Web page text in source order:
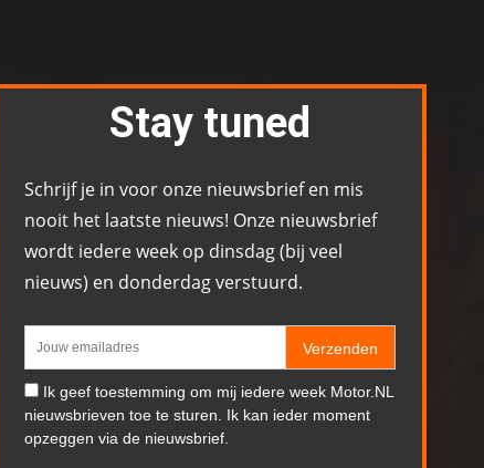
Stay tuned
Schrijf je in voor onze nieuwsbrief en mis
nooit het laatste nieuws! Onze nieuwsbrief
wordt iedere week op dinsdag (bij veel
nieuws) en donderdag verstuurd.
Verzenden
Ik geef toestemming om mij iedere week Motor.NL
nieuwsbrieven toe te sturen. Ik kan ieder moment
opzeggen via de nieuwsbrief.